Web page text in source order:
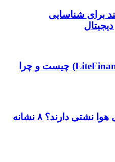
برای شناسایی
بروکر لایت فایننس (LiteFinance) چیست و چرا
از کجا بفهمیم کانال‌های هوا نشتی دارند؟ ۸ نشانه